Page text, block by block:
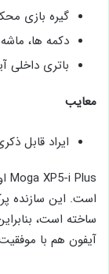
گیره بازی
دکمه‌ ها،
باتری داخلی
معایب
ایراد قابل
است. این سازنده
ساخته است،
آیفون هم با